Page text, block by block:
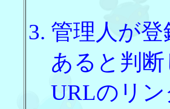
管理人が
あると判
URLのリ